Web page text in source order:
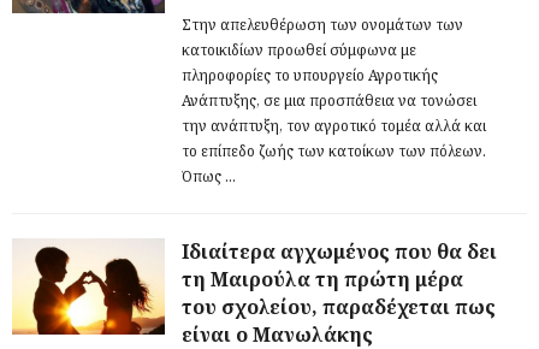
Στην απελευθέρωση των ονομάτων των
κατοικιδίων προωθεί σύμφωνα με
πληροφορίες το υπουργείο Αγροτικής
Ανάπτυξης, σε μια προσπάθεια να τονώσει
την ανάπτυξη, τον αγροτικό τομέα αλλά και
το επίπεδο ζωής των κατοίκων των πόλεων.
Όπως ...
Ιδιαίτερα αγχωμένος που θα δει
τη Μαιρούλα τη πρώτη μέρα
του σχολείου, παραδέχεται πως
είναι ο Μανωλάκης